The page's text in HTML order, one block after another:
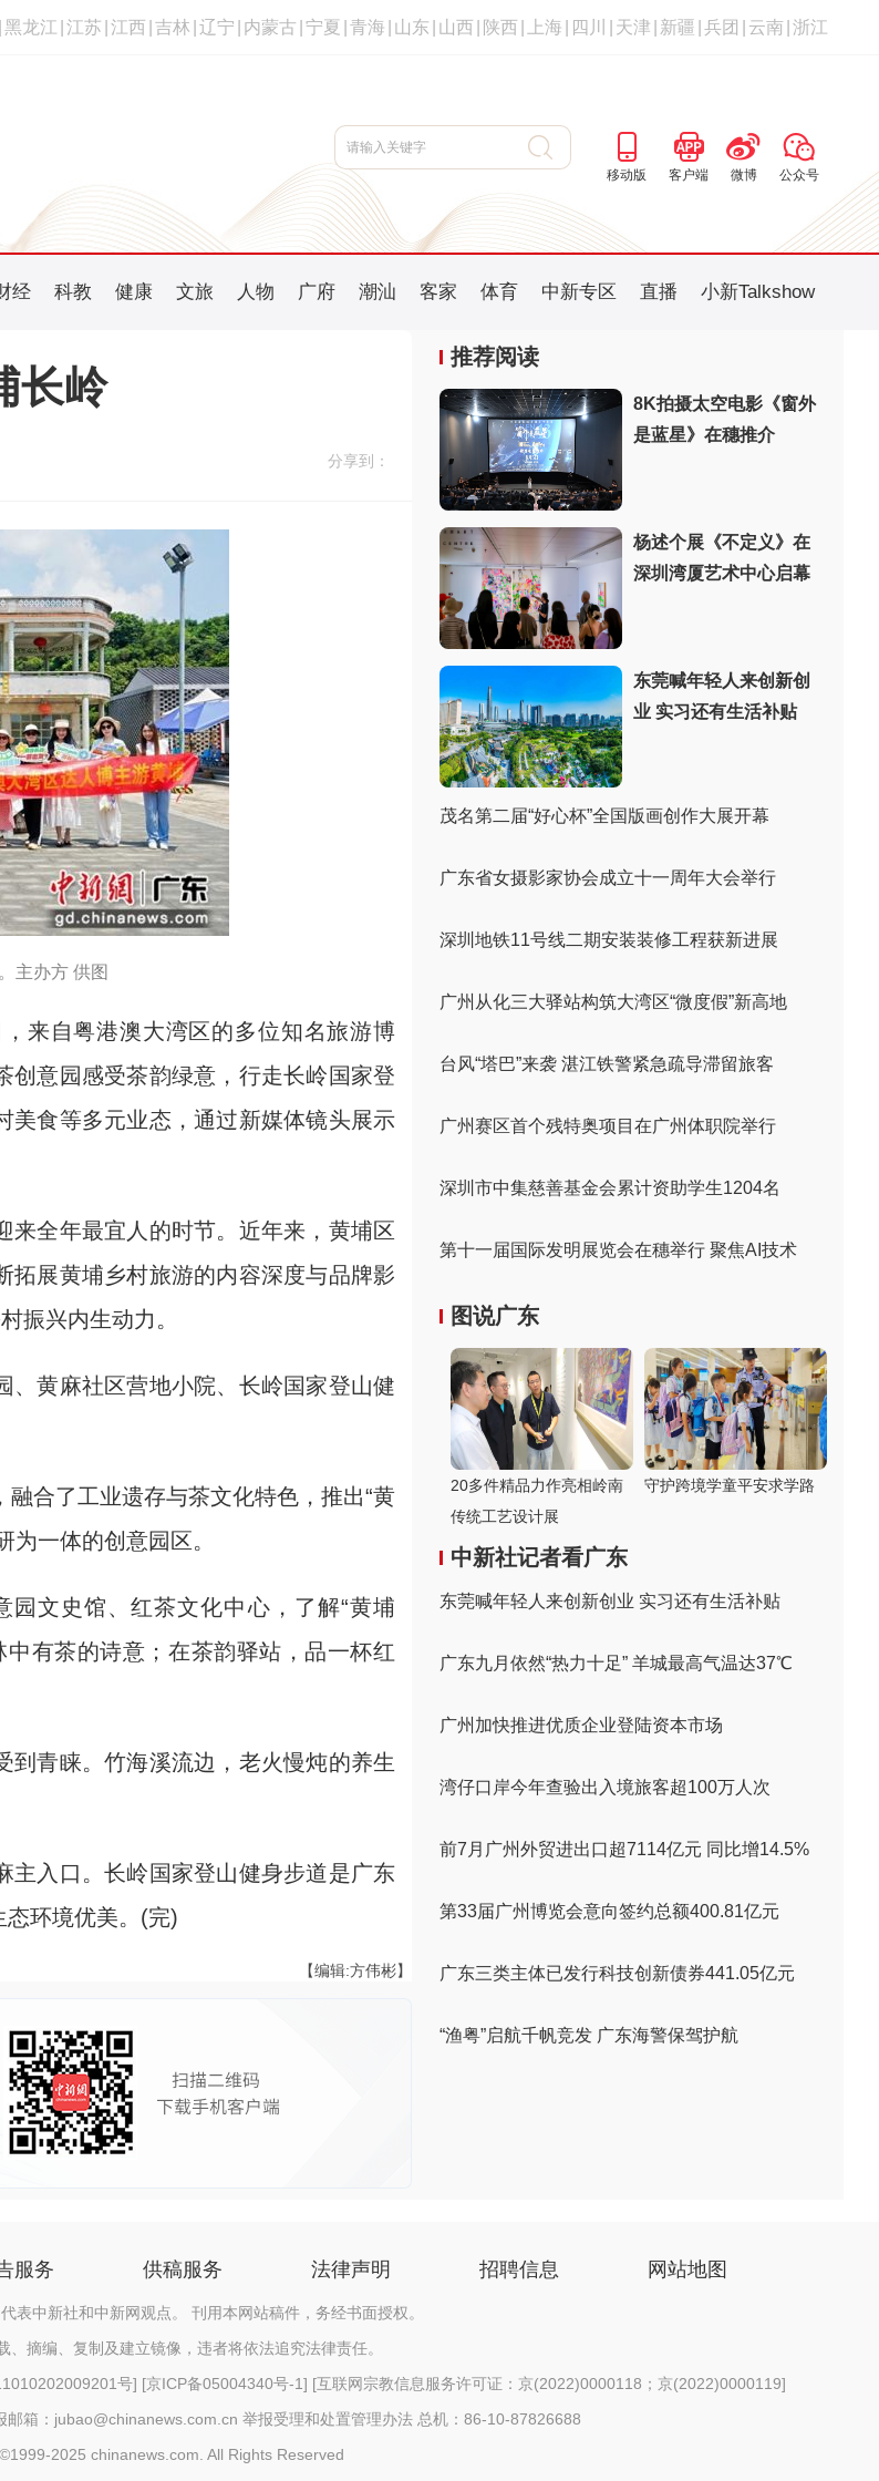
黑龙江 江苏 江西 吉林 辽宁 内蒙古 宁夏 青海 山东 山西 陕西 上海 四川 天津 新疆 兵团 云南 浙江
移动版 客户端 微博 公众号
经 科教 健康 文旅 人物 广府 潮汕 客家 体育 中新专区 直播 小新Talkshow
长岭
分享到：
主办方 供图
自粤港澳大湾区的多位知名旅游博
创意园感受茶韵绿意，行走长岭国家登
美食等多元业态，通过新媒体镜头展示
全年最宜人的时节。近年来，黄埔区
拓展黄埔乡村旅游的内容深度与品牌影
振兴内生动力。
黄麻社区营地小院、长岭国家登山健
合了工业遗存与茶文化特色，推出“黄
一体的创意园区。
文史馆、红茶文化中心，了解“黄埔
有茶的诗意；在茶韵驿站，品一杯红
青睐。竹海溪流边，老火慢炖的养生
入口。长岭国家登山健身步道是广东
环境优美。(完)
【编辑:方伟彬】
推荐阅读
8K拍摄太空电影《窗外
是蓝星》在穗推介
杨述个展《不定义》在
深圳湾厦艺术中心启幕
东莞喊年轻人来创新创
业 实习还有生活补贴
茂名第二届“好心杯”全国版画创作大展开幕
广东省女摄影家协会成立十一周年大会举行
深圳地铁11号线二期安装装修工程获新进展
广州从化三大驿站构筑大湾区“微度假”新高地
台风“塔巴”来袭 湛江铁警紧急疏导滞留旅客
广州赛区首个残特奥项目在广州体职院举行
深圳市中集慈善基金会累计资助学生1204名
第十一届国际发明展览会在穗举行 聚焦AI技术
图说广东
20多件精品力作亮相岭南
传统工艺设计展
守护跨境学童平安求学路
中新社记者看广东
东莞喊年轻人来创新创业 实习还有生活补贴
广东九月依然“热力十足” 羊城最高气温达37℃
广州加快推进优质企业登陆资本市场
湾仔口岸今年查验出入境旅客超100万人次
前7月广州外贸进出口超7114亿元 同比增14.5%
第33届广州博览会意向签约总额400.81亿元
广东三类主体已发行科技创新债券441.05亿元
“渔粤”启航千帆竞发 广东海警保驾护航
服务 供稿服务 法律声明 招聘信息 网站地图
表中新社和中新网观点。 刊用本网站稿件，务经书面授权。
、摘编、复制及建立镜像，违者将依法追究法律责任。
号] [京ICP备05004340号-1] [互联网宗教信息服务许可证：京(2022)0000118；京(2022)0000119]
箱：jubao@chinanews.com.cn 举报受理和处置管理办法 总机：86-10-87826688
2025 chinanews.com. All Rights Reserved